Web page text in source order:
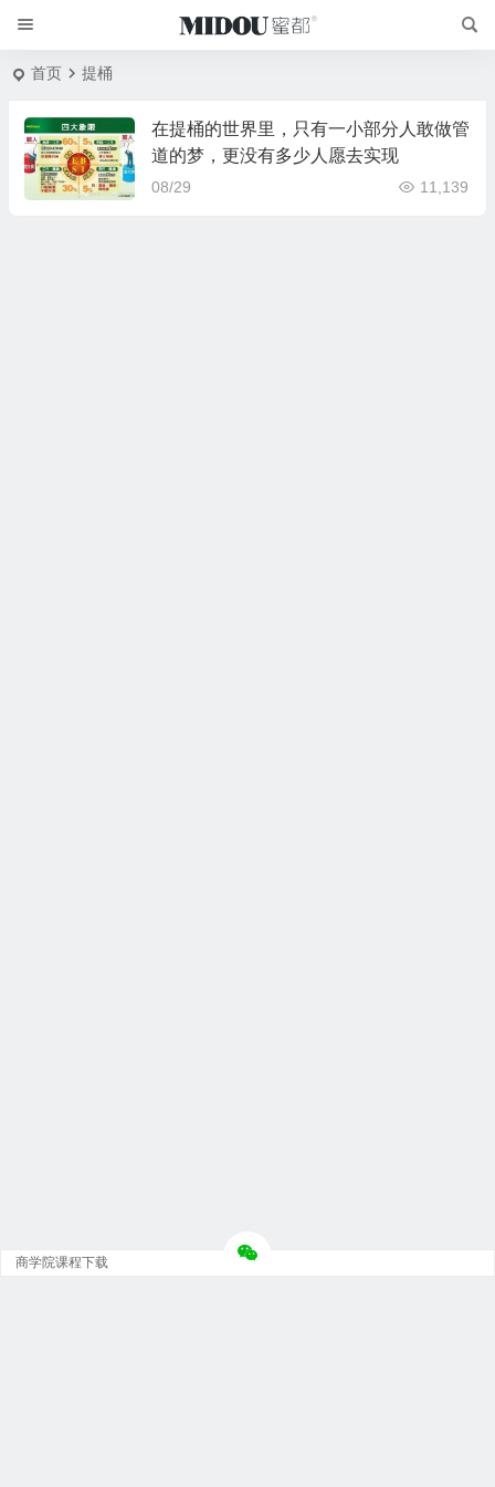
首页 提桶
在提桶的世界里，只有一小部分人敢做管
道的梦，更没有多少人愿去实现
08/29 11,139
商学院课程下载